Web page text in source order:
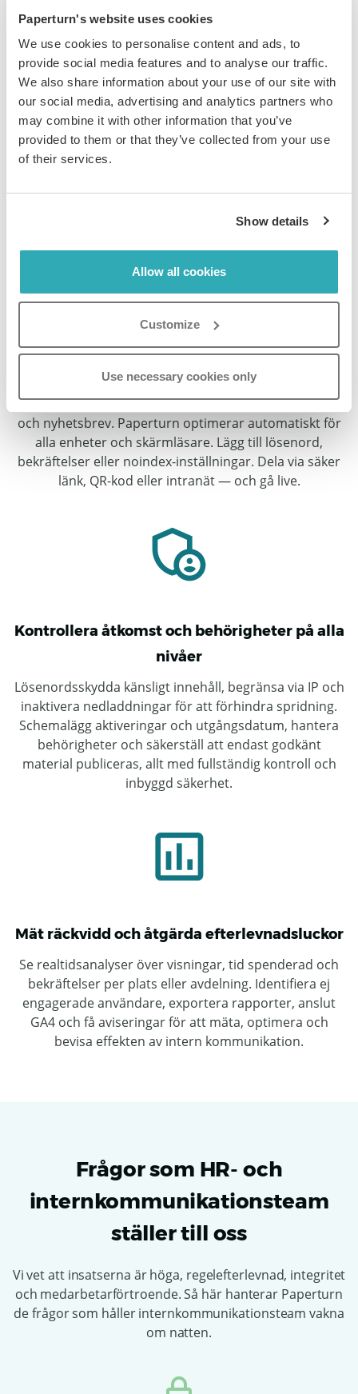
Paperturn's website uses cookies
We use cookies to personalise content and ads, to
provide social media features and to analyse our traffic.
We also share information about your use of our site with
our social media, advertising and analytics partners who
may combine it with other information that you’ve
provided to them or that they’ve collected from your use
of their services.
Show details
Allow all cookies
Customize
Use necessary cookies only
dokumenthantering.
Från statisk PDF till säker intern
portal på några minuter
fullständig insyn i räckvidd och bekräftelser.
Publicera privat på under 60 sekunder
Ladda upp valfri PDF, inklusive handböcker, policyer
och nyhetsbrev. Paperturn optimerar automatiskt för
alla enheter och skärmläsare. Lägg till lösenord,
bekräftelser eller noindex-inställningar. Dela via säker
länk, QR-kod eller intranät — och gå live.
Kontrollera åtkomst och behörigheter på alla
nivåer
Lösenordsskydda känsligt innehåll, begränsa via IP och
inaktivera nedladdningar för att förhindra spridning.
Schemalägg aktiveringar och utgångsdatum, hantera
behörigheter och säkerställ att endast godkänt
material publiceras, allt med fullständig kontroll och
inbyggd säkerhet.
Mät räckvidd och åtgärda efterlevnadsluckor
Se realtidsanalyser över visningar, tid spenderad och
bekräftelser per plats eller avdelning. Identifiera ej
engagerade användare, exportera rapporter, anslut
GA4 och få aviseringar för att mäta, optimera och
bevisa effekten av intern kommunikation.
Frågor som HR- och
internkommunikationsteam
ställer till oss
Vi vet att insatserna är höga, regelefterlevnad, integritet
och medarbetarförtroende. Så här hanterar Paperturn
de frågor som håller internkommunikationsteam vakna
om natten.